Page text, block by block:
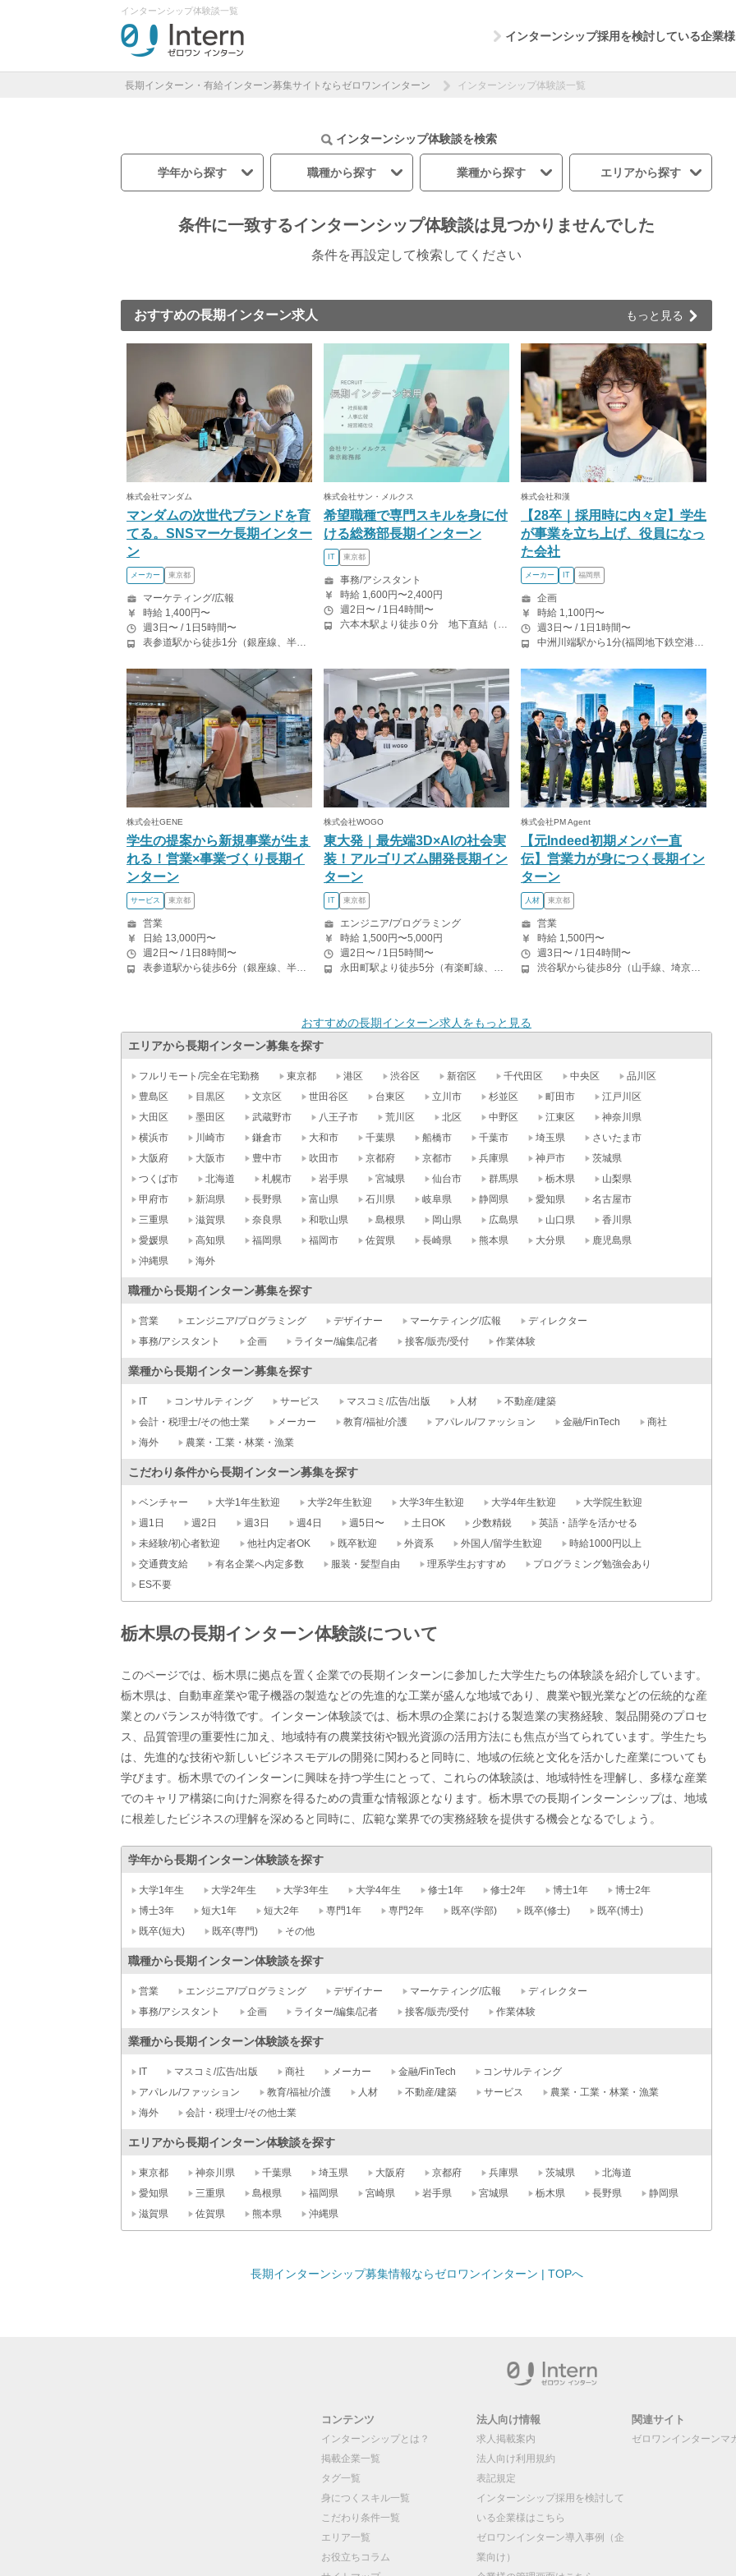
インターンシップ体験談一覧
インターンシップ採用を検討している企業
長期インターン・有給インターン募集サイトならゼロワンインターン インターンシップ体験談一覧
インターンシップ体験談を検索
学年から探す 職種から探す 業種から探す エリアから探す
条件に一致するインターンシップ体験談は 見つかりませんでした
条件を再設定して検索してください
おすすめの長期インターン求人 もっと見る
株式会社マンダム
マンダムの次世代ブランドを育
てる。SNSマーケ長期インター
ン
メーカー 東京都
マーケティング/広報
時給 1,400円〜
週3日〜 / 1日5時間〜
表参道駅から徒歩1分（銀座線、半蔵門線、千代田線）
株式会社サン・メルクス
希望職種で専門スキルを身に付
ける総務部長期インターン
IT 東京都
事務/アシスタント
時給 1,600円〜2,400円
週2日〜 / 1日4時間〜
六本木駅より徒歩０分 地下直結（日比谷線）
株式会社和漢
【28卒｜採用時に内々定】学生
が事業を立ち上げ、役員になっ
た会社
メーカー IT 福岡県
企画
時給 1,100円〜
週3日〜 / 1日1時間〜
中洲川端駅から1分(福岡地下鉄空港線)
株式会社GENE
学生の提案から新規事業が生ま
れる！営業×事業づくり長期イ
ンターン
サービス 東京都
営業
日給 13,000円〜
週2日〜 / 1日8時間〜
表参道駅から徒歩6分（銀座線、半蔵門線、千代田線） 外苑前駅から徒歩6分（銀座線）
株式会社WOGO
東大発｜最先端3D×AIの社会実
装！アルゴリズム開発長期イン
ターン
IT 東京都
エンジニア/プログラミング
時給 1,500円〜5,000円
週2日〜 / 1日5時間〜
永田町駅より徒歩5分（有楽町線、半蔵門線、南北線） 赤坂見附駅より徒歩9分（銀座線、丸ノ内線） 半蔵門駅より徒歩5分(半蔵門線) 麹町駅より徒歩5分(有楽町線)
株式会社PM Agent
【元Indeed初期メンバー直
伝】営業力が身につく長期イン
ターン
人材 東京都
営業
時給 1,500円〜
週3日〜 / 1日4時間〜
渋谷駅から徒歩8分（山手線、埼京線、銀座線、半蔵門線、ほか）
おすすめの長期インターン求人をもっと見る
エリアから長期インターン募集を探す
フルリモート/完全在宅勤務 東京都 港区 渋谷区 新宿区 千代田区 中央区
品川区
豊島区
目黒区 文京区 世田谷区 台東区 立川市 杉並区 町田市
江戸川区
大田区
墨田区 武蔵野市 八王子市 荒川区 北区 中野区 江東区
神奈川県
横浜市
川崎市 鎌倉市 大和市 千葉県 船橋市 千葉市 埼玉県
さいたま市
大阪府
大阪市 豊中市 吹田市 京都府 京都市 兵庫県 神戸市
茨城県
つくば市
北海道 札幌市 岩手県 宮城県 仙台市 群馬県 栃木県
山梨県
甲府市
新潟県 長野県 富山県 石川県 岐阜県 静岡県 愛知県
名古屋市
三重県
滋賀県 奈良県 和歌山県 島根県 岡山県 広島県 山口県
香川県
愛媛県
高知県 福岡県 福岡市 佐賀県 長崎県 熊本県 大分県
鹿児島県
沖縄県
海外
職種から長期インターン募集を探す
営業 エンジニア/プログラミング デザイナー マーケティング/広報
ディレクター
事務/アシスタント
企画 ライター/編集/記者 接客/販売/受付 作業体験
業種から長期インターン募集を探す
IT コンサルティング サービス マスコミ/広告/出版 人材
不動産/建築
会計・税理士/その他士業
メーカー 教育/福祉/介護 アパレル/ファッション 金融/FinTech
商社
海外
農業・工業・林業・漁業
こだわり条件から長期インターン募集を探す
ベンチャー 大学1年生歓迎 大学2年生歓迎 大学3年生歓迎 大学4年生歓迎
大学院生歓迎
週1日
週2日 週3日 週4日 週5日〜 土日OK 少数精鋭
英語・語学を活かせる
未経験/初心者歓迎
他社内定者OK 既卒歓迎 外資系 外国人/留学生歓迎
時給1000円以上
交通費支給
有名企業へ内定多数 服装・髪型自由 理系学生おすすめ
プログラミング勉強会あり
ES不要
栃木県の長期インターン体験談について
このページでは、栃木県に拠点を置く企業での長期インターンに参加した大学生たちの体験談を紹介しています。
栃木県は、自動車産業や電子機器の製造などの先進的な工業が盛んな地域であり、農業や観光業などの伝統的な産
業とのバランスが特徴です。インターン体験談では、栃木県の企業における製造業の実務経験、製品開発のプロセ
ス、品質管理の重要性に加え、地域特有の農業技術や観光資源の活用方法にも焦点が当てられています。学生たち
は、先進的な技術や新しいビジネスモデルの開発に関わると同時に、地域の伝統と文化を活かした産業についても
学びます。栃木県でのインターンに興味を持つ学生にとって、これらの体験談は、地域特性を理解し、多様な産業
でのキャリア構築に向けた洞察を得るための貴重な情報源となります。栃木県での長期インターンシップは、地域
に根差したビジネスの理解を深めると同時に、広範な業界での実務経験を提供する機会となるでしょう。
学年から長期インターン体験談を探す
大学1年生 大学2年生 大学3年生 大学4年生 修士1年 修士2年 博士1年
博士2年
博士3年
短大1年 短大2年 専門1年 専門2年 既卒(学部) 既卒(修士)
既卒(博士)
既卒(短大)
既卒(専門) その他
職種から長期インターン体験談を探す
営業 エンジニア/プログラミング デザイナー マーケティング/広報
ディレクター
事務/アシスタント
企画 ライター/編集/記者 接客/販売/受付 作業体験
業種から長期インターン体験談を探す
IT マスコミ/広告/出版 商社 メーカー 金融/FinTech
コンサルティング
アパレル/ファッション
教育/福祉/介護 人材 不動産/建築 サービス
農業・工業・林業・漁業
海外
会計・税理士/その他士業
エリアから長期インターン体験談を探す
東京都 神奈川県 千葉県 埼玉県 大阪府 京都府 兵庫県 茨城県
北海道
愛知県
三重県 島根県 福岡県 宮崎県 岩手県 宮城県 栃木県 長野県
静岡県
滋賀県
佐賀県 熊本県 沖縄県
長期インターンシップ募集情報ならゼロワンインターン | TOPへ
コンテンツ
インターンシップとは？
掲載企業一覧
タグ一覧
身につくスキル一覧
こだわり条件一覧
エリア一覧
お役立ちコラム
法人向け情報
求人掲載案内
法人向け利用規約
表記規定
インターンシップ採用を検討して
いる企業様はこちら
ゼロワンインターン導入事例（企
業向け）
関連サイト
ゼロワンインターンマ